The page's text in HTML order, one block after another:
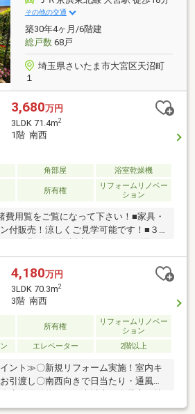
その他の交通
築30年4ヶ月/6階建
総戸数68戸
埼玉県さいたま市大宮区天沼町
１
3,680万円
3LDK 71.4m2
1階 南西
角部屋 浴室乾燥機
所有権
リフォームリノベー
ション
費用覧をご覧になって下さい！■家具・
付販売！涼しくご見学可能です！■３
につき階下への音を気にせず生活が
内で元気よく遊べます！■月々８万円
■専用庭＋角住戸。戸建て感覚のゆとり
く明るい南西向き！■全室6帖以上でゆ
■追焚・浴室乾燥機など設備充実■浄水
ムキッチン■大宮駅徒歩圏＆バス便も便
の広いLDKとしても利用可！※洋室と合
。是非実際のお部屋をご見学しに来て
4,180万円
3LDK 70.3m2
3階 南西
所有権
リフォームリノベー
ション
エレベーター 2階以上
ント≫〇新規リフォーム実施！室内キ
引渡し〇南西向きで日当たり・通風良
部屋のスペースを有効利用できる全居